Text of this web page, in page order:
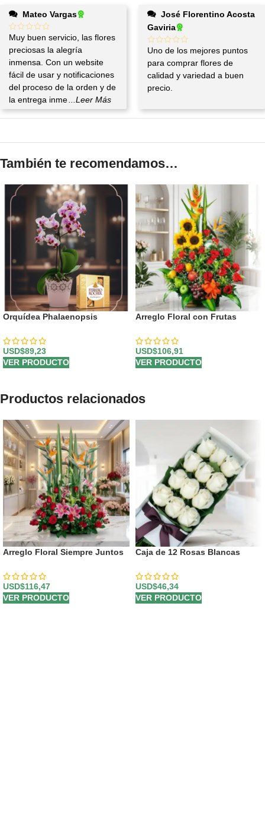
Mateo Vargas
Muy buen servicio, las flores
preciosas la alegría
inmensa. Con un website
fácil de usar y notificaciones
del proceso de la orden y de
la entrega inme
...Leer Más
Gaviria
Uno de los mejores puntos
para comprar flores de
calidad y variedad a buen
precio.
También te recomendamos…
Orquídea Phalaenopsis
en un Regalo Perfecto 🌿
USD$89,23
VER PRODUCTO
Arreglo Floral con Frutas
USD$106,91
VER PRODUCTO
Productos relacionados
Arreglo Floral Siempre Juntos
USD$116,47
VER PRODUCTO
Caja de 12 Rosas Blancas
USD$46,34
VER PRODUCTO